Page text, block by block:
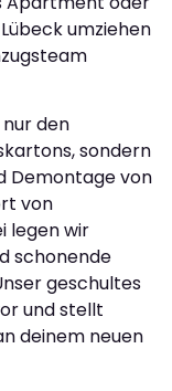
umziehen
den
sondern
Demontage von
von
legen wir
schonende
geschultes
und stellt
deinem neuen